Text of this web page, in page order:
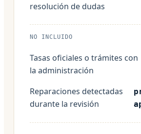
resolución de dudas
NO INCLUIDO
Tasas oficiales o trámites con
la administración
Reparaciones detectadas
durante la revisión